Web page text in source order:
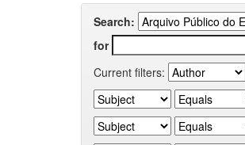
Search:
for
Current filters: